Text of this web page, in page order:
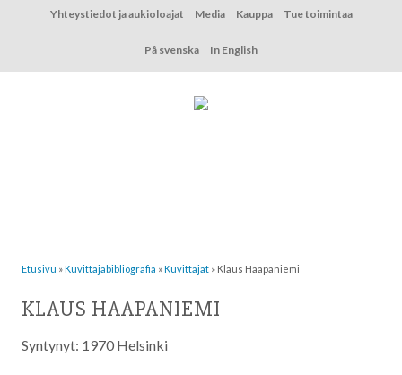
Yhteystiedot ja aukioloajat Media Kauppa Tue toimintaa
På svenska In English
Etusivu »Kuvittaja­bibliografia »Kuvittajat » Klaus Haapaniemi
KLAUS HAAPANIEMI
Syntynyt: 1970 Helsinki